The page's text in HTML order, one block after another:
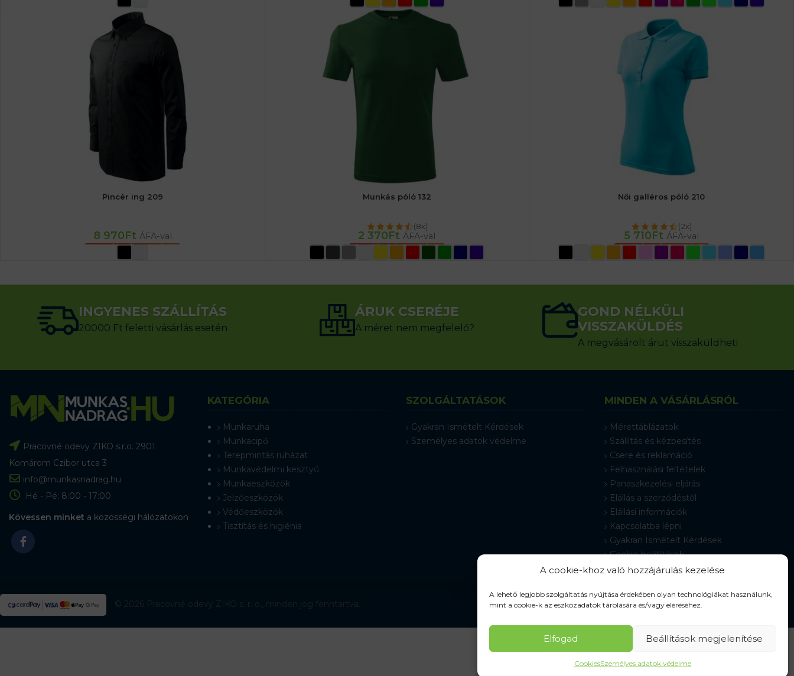
A cookie-khoz való hozzájárulás kezelése
A lehető legjobb szolgáltatás nyújtása érdekében olyan technológiákat használunk,
mint a cookie-k az eszközadatok tárolására és/vagy eléréséhez.
Elfogad Beállítások megjelenítése
CookiesSzemélyes adatok védelme
Pincér ing 209
8 970Ft ÁFA-val
OPCIÓK VÁLASZTÁSA
Munkás póló 132
(8x)
2 370Ft ÁFA-val
OPCIÓK VÁLASZTÁSA
Női galléros póló 210
(2x)
5 710Ft ÁFA-val
OPCIÓK VÁLASZTÁSA
INGYENES SZÁLLÍTÁS
20000 Ft feletti vásárlás esetén
ÁRUK CSERÉJE
A méret nem megfelelő?
GOND NÉLKÜLI
VISSZAKÜLDÉS
A megvásárolt árut visszaküldheti
Pracovné odevy ZIKO s.r.o. 2901
Komárom Czibor utca 3
info@munkasnadrag.hu
Hé - Pé: 8:00 - 17:00
Kövessen minket a közösségi hálózatokon
KATEGÓRIA
Munkaruha
Munkacipő
Terepmintás ruházat
Munkavédelmi kesztyű
Munkaeszközök
Jelzőeszközök
Védőeszközök
Tisztítás és higiénia
SZOLGÁLTATÁSOK
Gyakran Ismételt Kérdések
Személyes adatok védelme
MINDEN A VÁSÁRLÁSRÓL
Mérettáblázatok
Szállítás és kézbesítés
Csere és reklamáció
Felhasználási feltételek
Panaszkezelési eljárás
Elállás a szerződéstől
Elállási információk
Kapcsolatba lépni
Gyakran Ismételt Kérdések
Cookie-beállítások